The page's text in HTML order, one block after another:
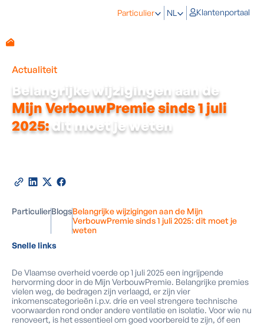
Particulier NL Klantenportaal
Actualiteit
Belangrijke wijzigingen aan de
Mijn VerbouwPremie sinds 1 juli
2025:dit moet je weten
Tim van den Bruele
ParticulierBlogsBelangrijke wijzigingen aan de Mijn
VerbouwPremie sinds 1 juli 2025: dit moet je
weten
Snelle links
De Vlaamse overheid voerde op 1 juli 2025 een ingrijpende
hervorming door in de Mijn VerbouwPremie. Belangrijke premies
vielen weg, de bedragen zijn verlaagd, er zijn vier
inkomenscategorieën i.p.v. drie en veel strengere technische
voorwaarden rond onder andere ventilatie en isolatie. Voor wie nu
renoveert, is het essentieel om goed voorbereid te zijn, óf een